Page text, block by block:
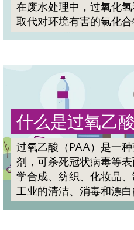
在废水处理中，过氧化
取代对环境有害的氯化合
什么是过氧乙
过氧乙酸（PAA）是一
剂，可杀死冠状病毒等
学合成、纺织、化妆品
工业的清洁、消毒和漂